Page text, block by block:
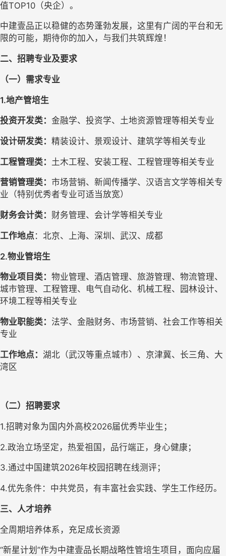
值TOP10（央企）。
中建壹品正以稳健的态势蓬勃发展，这里有广阔的平台和无
限的可能，期待你的加入，与我们共筑辉煌！
二、 招聘专业及要求
（一）需求专业
1.地产管培生
投资开发类： 金融学、投资学、土地资源管理等相关专业
设计研发类： 精装设计、景观设计、建筑学等相关专业
工程管理类： 土木工程、安装工程、工程管理等相关专业
营销管理类： 市场营销、新闻传播学、汉语言文学等相关专
业（特别优秀者专业可适当放宽）
财务会计类： 财务管理、会计学等相关专业
工作地点 ：北京、上海、深圳、武汉、成都
2.物业管培生
物业项目类： 物业管理、酒店管理、旅游管理、物流管理、
城市管理、工程管理、电气自动化、机械工程、园林设计、
环境工程等相关专业
物业职能类： 法学、金融财务、市场营销、社会工作等相关
专业
工作地点： 湖北（武汉等重点城市）、京津冀、长三角、大
湾区
（二） 招聘要求
1.招聘对象为国内外高校2026届优秀毕业生；
2.政治立场坚定，热爱祖国，品行端正，身心健康 ；
3.通过中国建筑2026年校园招聘在线测评；
4.优先条件：中共党员，有丰富社会实践、学生工作经历。
三、人才培养
全周期培养体系，充足成长资源
“新星计划”作为中建壹品长期战略性管培生项目，面向应届